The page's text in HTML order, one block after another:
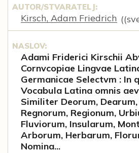
AUTOR/STVARATELJ:
Kirsch, Adam Friedrich
NASLOV:
Adami Friderici Kirschii
Cornvcopiae Lingvae
Germanicae Selectvm : In
Vocabula Latina omnis
Similiter Deorum,
Regnorum, Regionum,
Fluviorum, Insularum,
Arborum, Herbarum,
Nomina...